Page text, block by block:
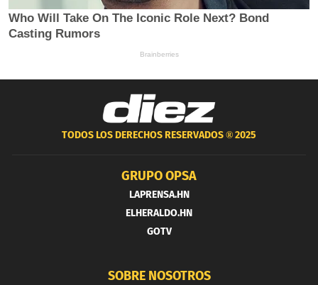
TODOS LOS DERECHOS RESERVADOS ®2025
GRUPO OPSA
LAPRENSA.HN
ELHERALDO.HN
GOTV
SOBRE NOSOTROS